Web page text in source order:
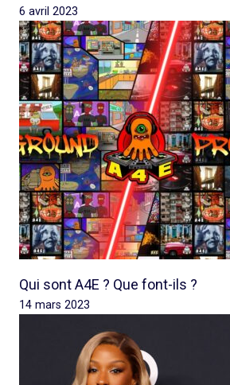
6 avril 2023
Qui sont A4E ? Que font-ils ?
14 mars 2023